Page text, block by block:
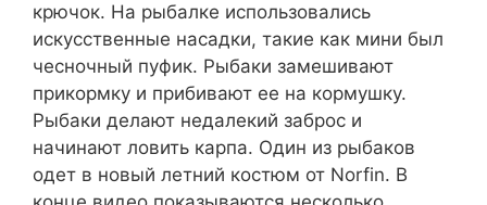
крючок. На рыбалке использовались
искусственные насадки, такие как мини был
чесночный пуфик. Рыбаки замешивают
прикормку и прибивают ее на кормушку.
Рыбаки делают недалекий заброс и
начинают ловить карпа. Один из рыбаков
одет в новый летний костюм от Norfin. В